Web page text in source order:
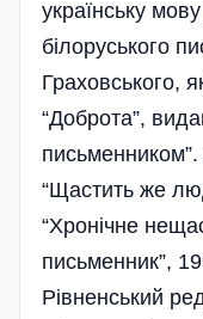
українську
білоруського
Граховського,
“Доброта”,
письменником”.
“Щастить же
“Хронічне
письменник”,
Рівненський